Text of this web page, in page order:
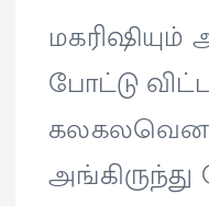
போட்டு
கலகலவென